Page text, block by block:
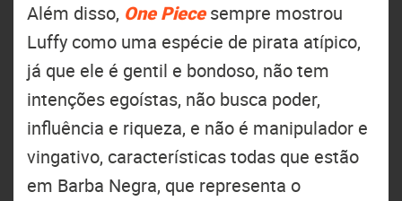
Além disso, One Piece sempre mostrou
Luffy como uma espécie de pirata atípico,
já que ele é gentil e bondoso, não tem
intenções egoístas, não busca poder,
influência e riqueza, e não é manipulador e
vingativo, características todas que estão
em Barba Negra, que representa o